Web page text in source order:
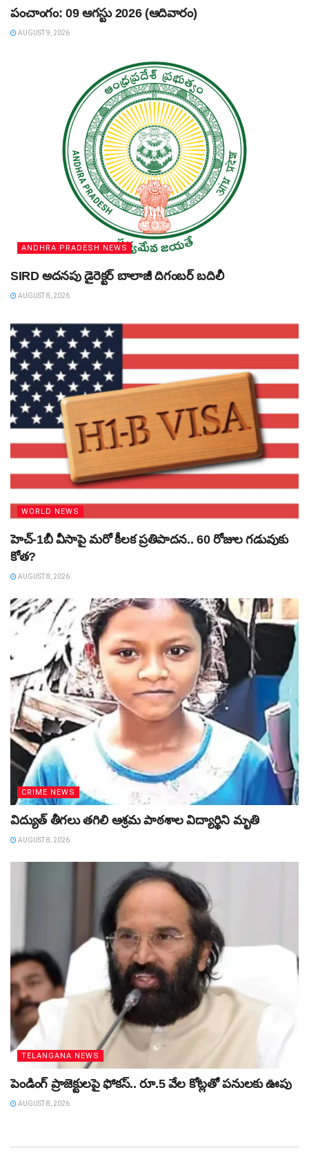
పంచాంగం: 09 ఆగస్టు 2026 (ఆదివారం)
AUGUST 9, 2026
ANDHRA PRADESH NEWS
SIRD అదనపు డైరెక్టర్‌ బాలాజీ దిగంబర్‌ బదిలీ
AUGUST 8, 2026
WORLD NEWS
హెచ్‌-1బీ వీసాపై మరో కీలక ప్రతిపాదన.. 60 రోజుల గడువుకు
కోత?
AUGUST 8, 2026
CRIME NEWS
విద్యుత్‌ తీగలు తగిలి ఆశ్రమ పాఠశాల విద్యార్థిని మృతి
AUGUST 8, 2026
TELANGANA NEWS
పెండింగ్‌ ప్రాజెక్టులపై ఫోకస్‌.. రూ.5 వేల కోట్లతో పనులకు ఊపు
AUGUST 8, 2026